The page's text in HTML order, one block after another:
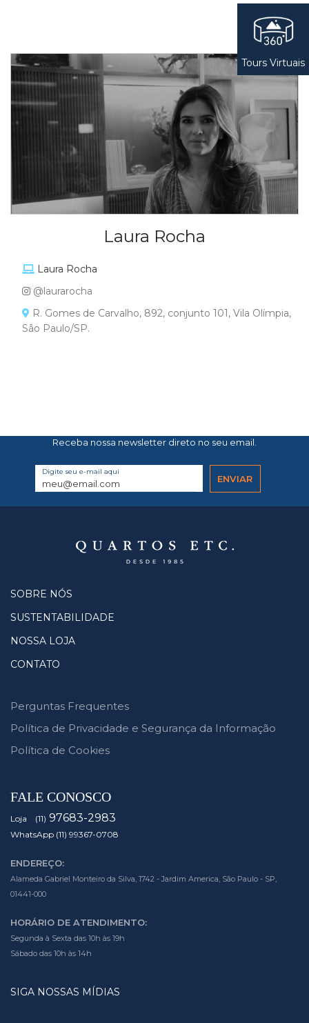
Laura Rocha
Laura Rocha
@laurarocha
R. Gomes de Carvalho, 892, conjunto 101, Vila Olímpia,
São Paulo/SP.
Receba nossa newsletter direto no seu email.
Digite seu e-mail aqui
SOBRE NÓS
SUSTENTABILIDADE
NOSSA LOJA
CONTATO
Perguntas Frequentes
Política de Privacidade e Segurança da Informação
Política de Cookies
FALE CONOSCO
Loja (11) 97683-2983
WhatsApp (11) 99367-0708
ENDEREÇO:
Alameda Gabriel Monteiro da Silva, 1742 - Jardim America, São Paulo - SP,
01441-000
HORÁRIO DE ATENDIMENTO:
Segunda à Sexta das 10h às 19h
Sábado das 10h às 14h
SIGA NOSSAS MÍDIAS
Tours Virtuais